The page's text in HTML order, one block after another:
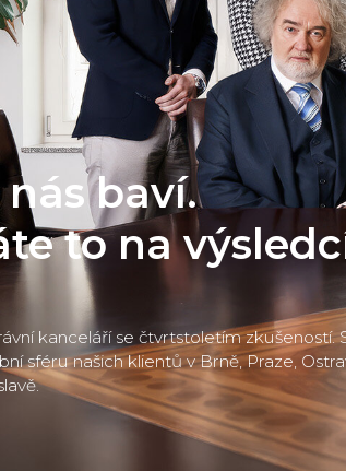
baví.
to na
kanceláří se čtvrtstoletím zkušeností.
sféru našich klientů v Brně, Praze,